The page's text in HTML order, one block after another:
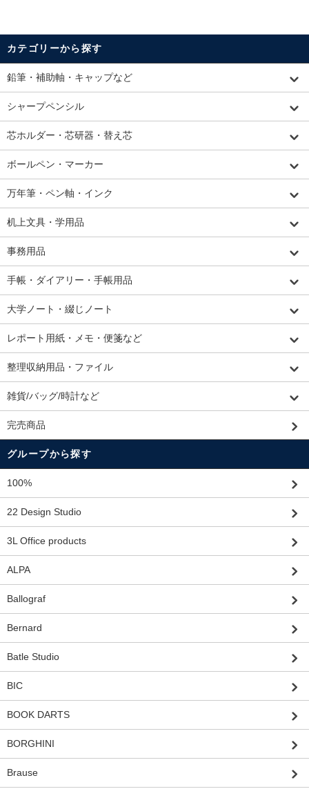
カテゴリーから探す
鉛筆・補助軸・キャップなど
シャープペンシル
芯ホルダー・芯研器・替え芯
ボールペン・マーカー
万年筆・ペン軸・インク
机上文具・学用品
事務用品
手帳・ダイアリー・手帳用品
大学ノート・綴じノート
レポート用紙・メモ・便箋など
整理収納用品・ファイル
雑貨/バッグ/時計など
完売商品
グループから探す
100%
22 Design Studio
3L Office products
ALPA
Ballograf
Bernard
Batle Studio
BIC
BOOK DARTS
BORGHINI
Brause